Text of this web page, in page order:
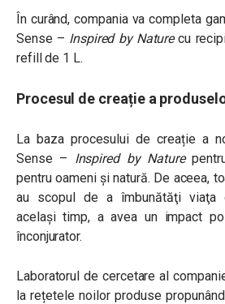
În curând, compania va completa
Sense – Inspired by Naturecu
refill de 1 L.
Procesul de creație a
La baza procesului de creație a
Sense – Inspired by Nature
pentru oameni și natură. De aceea,
au scopul de a îmbunătăţi viaţa
acelaşi timp, a avea un impact
înconjurator.
Laboratorul de cercetare al
la rețetele noilor produse